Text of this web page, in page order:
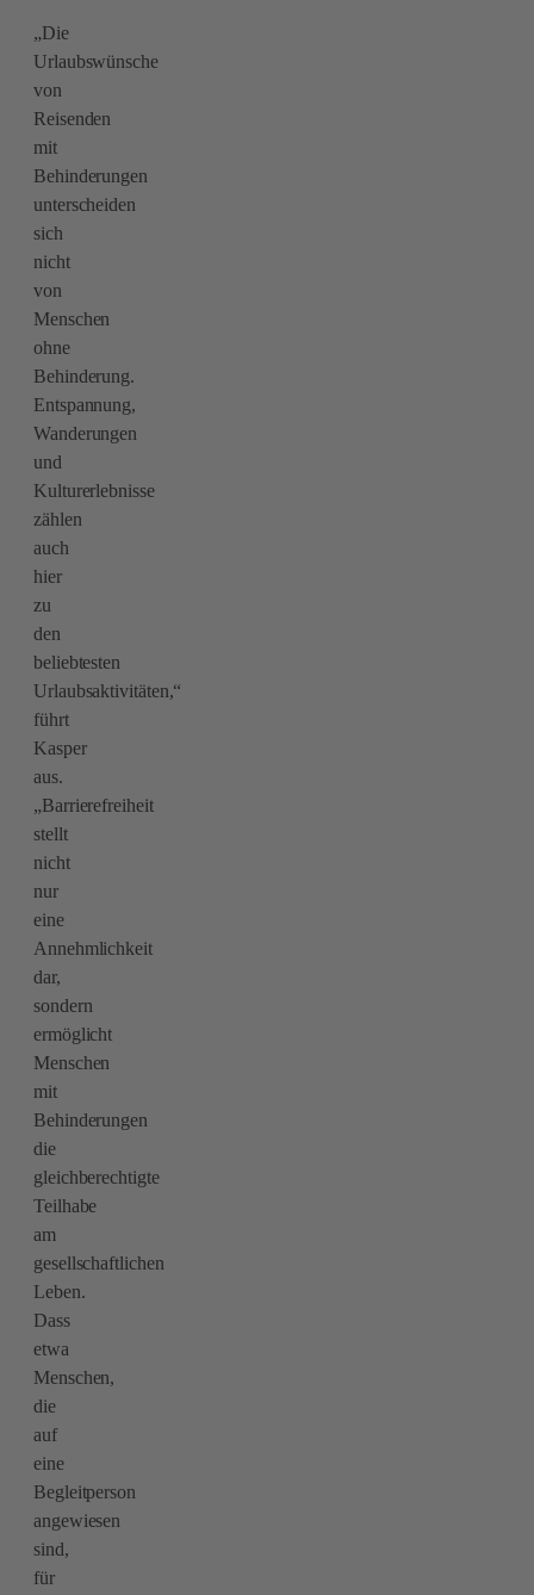
„Die
Urlaubswünsche
von
Reisenden
mit
Behinderungen
unterscheiden
sich
nicht
von
Menschen
ohne
Behinderung.
Entspannung,
Wanderungen
und
Kulturerlebnisse
zählen
auch
hier
zu
den
beliebtesten
Urlaubsaktivitäten,“
führt
Kasper
aus.
„Barrierefreiheit
stellt
nicht
nur
eine
Annehmlichkeit
dar,
sondern
ermöglicht
Menschen
mit
Behinderungen
die
gleichberechtigte
Teilhabe
am
gesellschaftlichen
Leben.
Dass
etwa
Menschen,
die
auf
eine
Begleitperson
angewiesen
sind,
für